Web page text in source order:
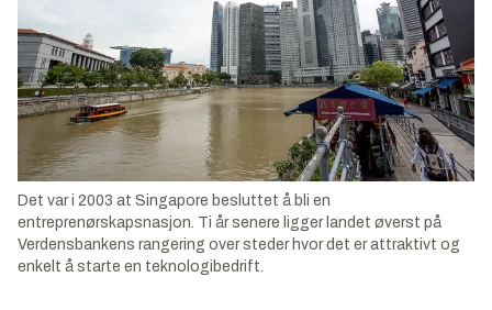
Det var i 2003 at Singapore besluttet å bli en
entreprenørskapsnasjon. Ti år senere ligger landet øverst på
Verdensbankens rangering over steder hvor det er attraktivt og
enkelt å starte en teknologibedrift.